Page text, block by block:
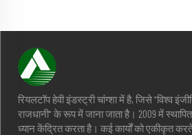
रियलटॉप हेवी इंडस्ट्री चांग्शा में है, जिसे "विश्व
राजधानी" के रूप में जाना जाता है। 2009 में
ध्यान केंद्रित करता है। कई कार्यों को एकीकृत करते